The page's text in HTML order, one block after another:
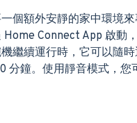
個額外安靜的家中環境
Home Connect App 啟動
繼續運行時，它可以隨
分鐘。使用靜音模式，您